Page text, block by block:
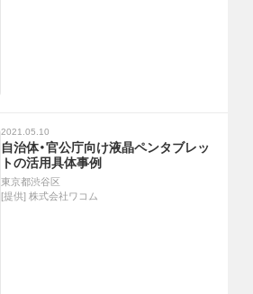
2021.05.10
自治体・官公庁向け液晶ペンタブレッ
トの活用具体事例
東京都渋谷区
[提供] 株式会社ワコム